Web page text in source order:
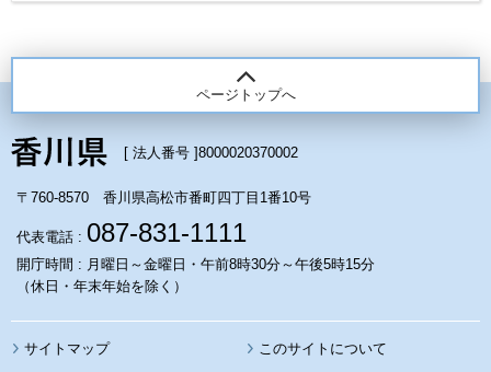
ページトップへ
[ 法人番号 ]8000020370002
〒760-8570 香川県高松市番町四丁目1番10号
代表電話 : 087-831-1111
開庁時間 : 月曜日～金曜日・午前8時30分～午後5時15分
（休日・年末年始を除く）
サイトマップ このサイトについて